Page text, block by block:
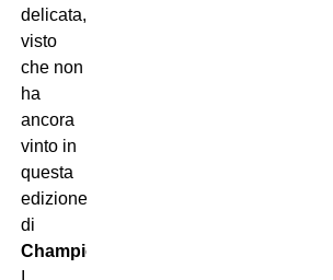
delicata,
visto
che non
ha
ancora
vinto in
questa
edizione
di
Champions